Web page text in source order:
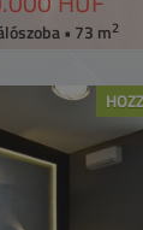
• 73 m2